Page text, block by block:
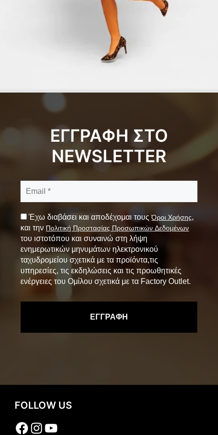
ΕΓΓΡΑΦΗ ΣΤΟ
NEWSLETTER
Έχω διαβάσει και αποδέχομαι τουςΌροι Χρήσης,
και την Πολιτική Προστασίας Προσωπικών Δεδομένων
του ιστοτόπου και συναινώ στη λήψη
ενημερωτικών μηνυμάτων ηλεκτρονικού
ταχυδρομείου σχετικά με τα προϊόντα,τις
υπηρεσίες, τις εκδηλώσεις και τις προωθητικές
ενέργειες του Ομίλου σχετικά με τα Factory Outlet.
FOLLOW US
Facebook
Instagram
YouTube